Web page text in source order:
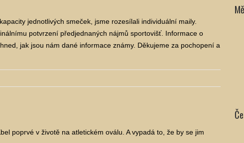
jednotlivých smeček, jsme rozesílali individuální maily.
potvrzení předjednaných nájmů sportovišť. Informace o
jak jsou nám dané informace známy. Děkujeme za pochopení a
poprvé v životě na atletickém oválu. A vypadá to, že by se jim